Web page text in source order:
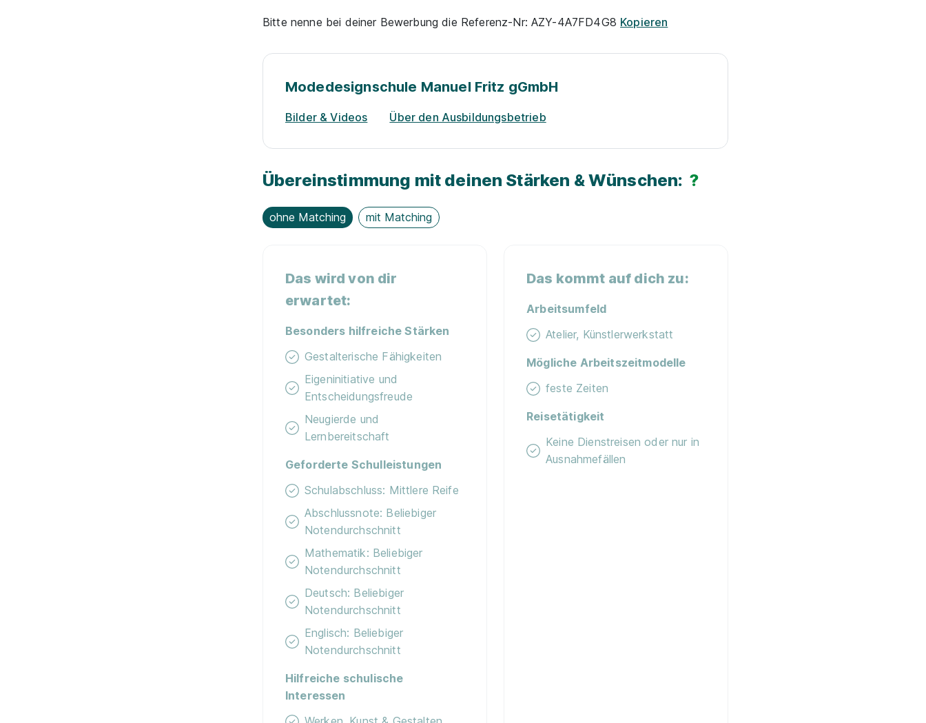
Bitte nenne bei deiner Bewerbung die Referenz-Nr: AZY-4A7FD4G8 Kopieren
Modedesignschule Manuel Fritz gGmbH
Bilder & Videos Über den Ausbildungsbetrieb
Übereinstimmung mit deinen Stärken & Wünschen: ?
ohne Matching mit Matching
Das wird von dir
erwartet:
Besonders hilfreiche Stärken
Gestalterische Fähigkeiten
Eigeninitiative und
Entscheidungsfreude
Neugierde und
Lernbereitschaft
Geforderte Schulleistungen
Schulabschluss: Mittlere Reife
Abschlussnote: Beliebiger
Notendurchschnitt
Mathematik: Beliebiger
Notendurchschnitt
Deutsch: Beliebiger
Notendurchschnitt
Englisch: Beliebiger
Notendurchschnitt
Hilfreiche schulische
Interessen
Das kommt auf dich zu:
Arbeitsumfeld
Atelier, Künstlerwerkstatt
Mögliche Arbeitszeitmodelle
feste Zeiten
Reisetätigkeit
Keine Dienstreisen oder nur in
Ausnahmefällen